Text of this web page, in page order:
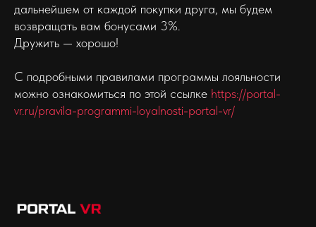
дальнейшем от каждой покупки друга, мы будем
возвращать вам бонусами 3%.
Дружить — хорошо!
С подробными правилами программы лояльности
можно ознакомиться по этой ссылке https://portal-
vr.ru/pravila-programmi-loyalnosti-portal-vr/